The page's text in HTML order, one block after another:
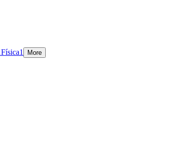
Física1 More